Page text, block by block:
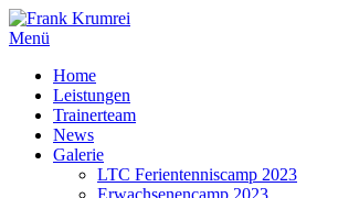
Zum
Inhalt
Menü
Home
Leistungen
Trainerteam
News
Galerie
LTC Ferientenniscamp 2023
Erwachsenencamp 2023